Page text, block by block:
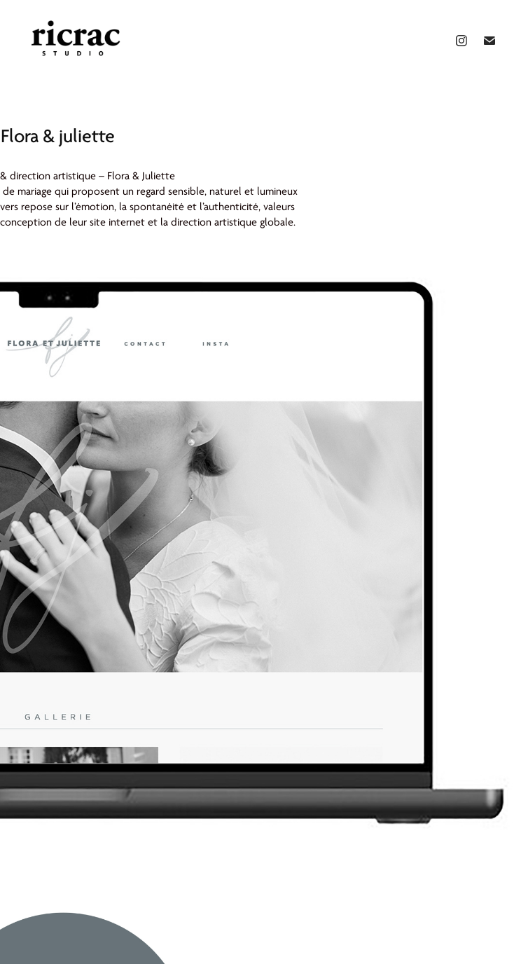
Flora & juliette
direction artistique – Flora & Juliette
mariage qui proposent un regard sensible, naturel et lumineux
repose sur l’émotion, la spontanéité et l’authenticité, valeurs
de leur site internet et la direction artistique globale.